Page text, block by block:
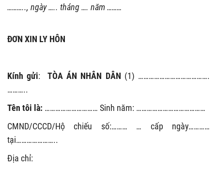
……….., ngày ….. tháng …. năm ………
ĐƠN XIN LY HÔN
Kính gửi: TÒA ÁN NHÂN DÂN (1) ………………………………….
………..
Tên tôi là: ………………………… Sinh năm: …………………………………
CMND/CCCD/Hộ chiếu số:……… … cấp ngày…………
tại…………………..
Địa chỉ: